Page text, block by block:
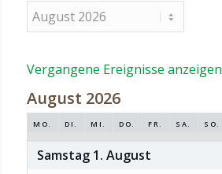
Auswahl
des
Vergangene Ereignisse anzeigen
August 2026
MO. DI. MI. DO. FR. SA. SO.
Samstag 1. August